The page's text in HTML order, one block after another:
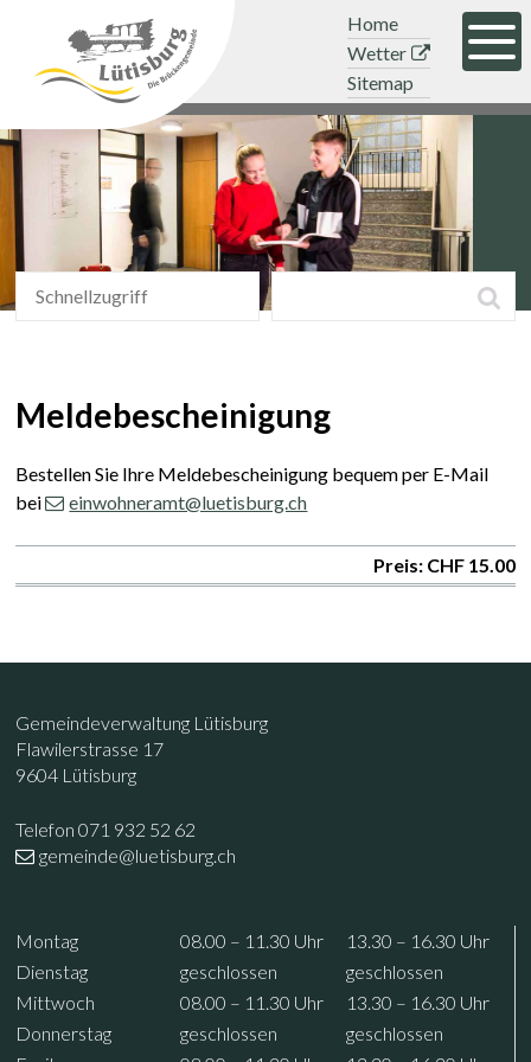
Navigieren in der Gemeinde
Schnellnavigation
Mobile Hauptnavigation Topnavigation
Home
Wetter
Sitemap
Schnellzugriff
Schnellzugriff
Meldebescheinigung
Bestellen Sie Ihre Meldebescheinigung bequem per E-Mail
bei
einwohneramt@luetisburg.ch
Preis: CHF 15.00
Footer
Kontakt
Gemeindeverwaltung Lütisburg
Flawilerstrasse 17
9604 Lütisburg
Telefon 071 932 52 62
gemeinde@luetisburg.ch
Öffnungszeiten
Wochentag VormittagNachmittag
Montag 08.00 – 11.30 Uhr 13.30 – 16.30 Uhr
Dienstag geschlossen
geschlossen
Mittwoch 08.00 – 11.30 Uhr 13.30 – 16.30 Uhr
Donnerstag geschlossen
geschlossen